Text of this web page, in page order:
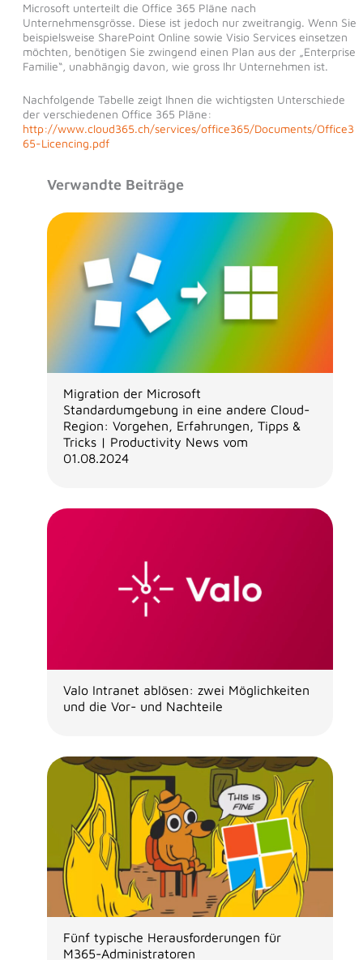
Microsoft unterteilt die Office 365 Pläne nach
Unternehmensgrösse. Diese ist jedoch nur zweitrangig. Wenn Sie
beispielsweise SharePoint Online sowie Visio Services einsetzen
möchten, benötigen Sie zwingend einen Plan aus der „Enterprise
Familie“, unabhängig davon, wie gross Ihr Unternehmen ist.
Nachfolgende Tabelle zeigt Ihnen die wichtigsten Unterschiede
der verschiedenen Office 365 Pläne:
http://www.cloud365.ch/services/office365/Documents/Office3
65-Licencing.pdf
Verwandte Beiträge
Migration der Microsoft
Standardumgebung in eine andere Cloud-
Region: Vorgehen, Erfahrungen, Tipps &
Tricks | Productivity News vom
01.08.2024
Valo Intranet ablösen: zwei Möglichkeiten
und die Vor- und Nachteile
Fünf typische Herausforderungen für
M365-Administratoren